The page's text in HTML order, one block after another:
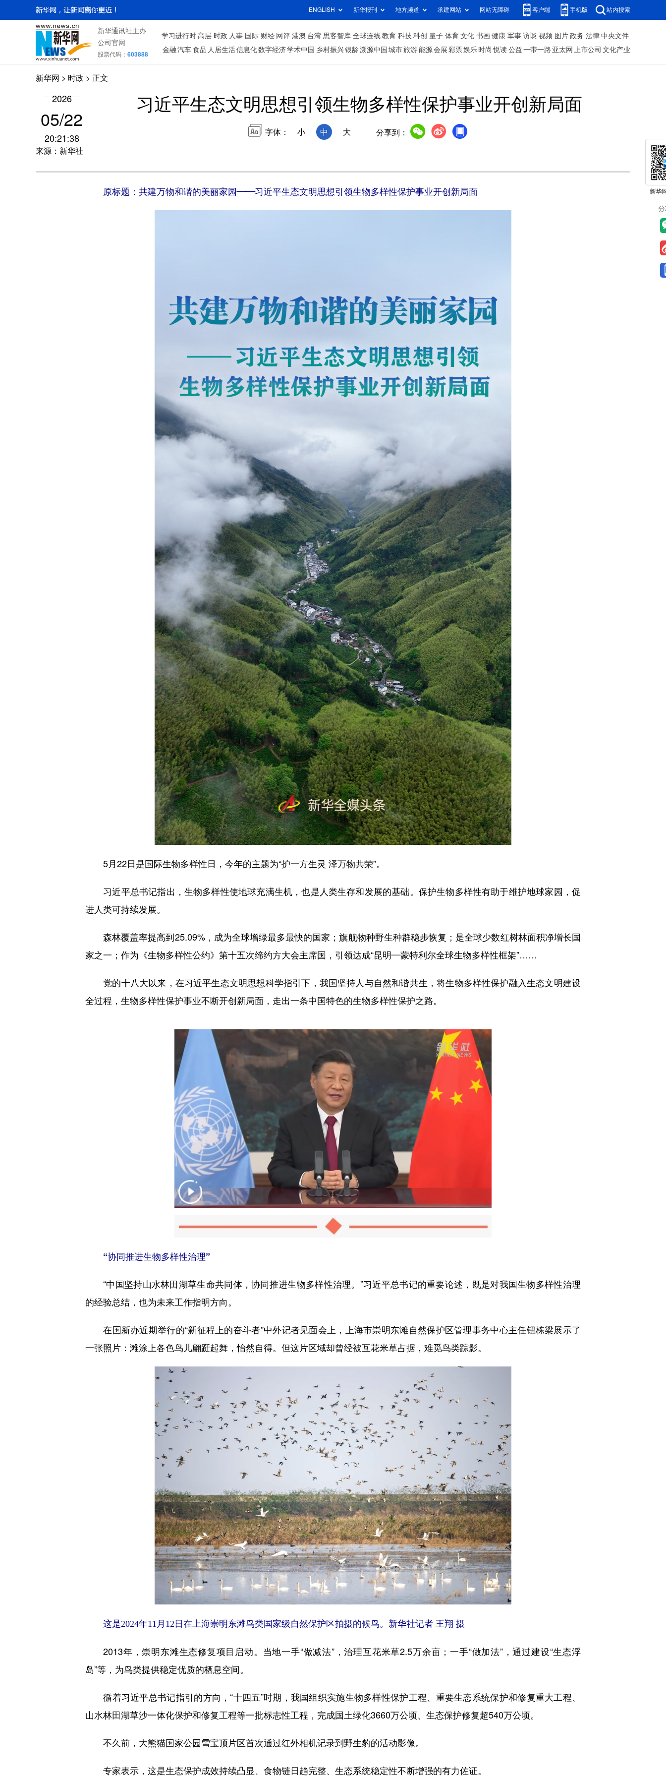
ENGLISH 新华报刊 地方频道 承建网站 网站无障碍 客户端 手机版 站内搜索
新华通讯社主办
公司官网
股票代码： 603888
学习进行时 高层 时政 人事 国际 财经 网评 港澳 台湾 思客智库 全球连线 教育 科技 科创 量子 体育 文化 书画 健康 军事 访谈 视频 图片 政务 法律 中央文件
金融 汽车 食品 人居生活信息化数字经济学术中国 乡村振兴银龄溯源中国 城市旅游 能源 会展 彩票娱乐 时尚 悦读 公益 一带一路 亚太网 上市公司 文化产业
新华网 > 时政 > 正文
2026
05/22
20:21:38
来源：新华社
习近平生态文明思想引领生物多样性保护事业开创新局面
字体： 小 中 大 分享到：
原标题：共建万物和谐的美丽家园——习近平生态文明思想引领生物多样性保护事业开创新局面
5月22日是国际生物多样性日，今年的主题为“护一方生灵 泽万物共荣”。
习近平总书记指出，生物多样性使地球充满生机，也是人类生存和发展的基础。保护生物多样性有助于维护地球家园，促
进人类可持续发展。
森林覆盖率提高到25.09%，成为全球增绿最多最快的国家；旗舰物种野生种群稳步恢复；是全球少数红树林面积净增长国
家之一；作为《生物多样性公约》第十五次缔约方大会主席国，引领达成“昆明—蒙特利尔全球生物多样性框架”……
党的十八大以来，在习近平生态文明思想科学指引下，我国坚持人与自然和谐共生，将生物多样性保护融入生态文明建设
全过程，生物多样性保护事业不断开创新局面，走出一条中国特色的生物多样性保护之路。
“协同推进生物多样性治理”
“中国坚持山水林田湖草生命共同体，协同推进生物多样性治理。”习近平总书记的重要论述，既是对我国生物多样性治理
的经验总结，也为未来工作指明方向。
在国新办近期举行的“新征程上的奋斗者”中外记者见面会上，上海市崇明东滩自然保护区管理事务中心主任钮栋梁展示了
一张照片：滩涂上各色鸟儿翩跹起舞，怡然自得。但这片区域却曾经被互花米草占据，难觅鸟类踪影。
这是2024年11月12日在上海崇明东滩鸟类国家级自然保护区拍摄的候鸟。新华社记者 王翔 摄
2013年，崇明东滩生态修复项目启动。当地一手“做减法”，治理互花米草2.5万余亩；一手“做加法”，通过建设“生态浮
岛”等，为鸟类提供稳定优质的栖息空间。
循着习近平总书记指引的方向，“十四五”时期，我国组织实施生物多样性保护工程、重要生态系统保护和修复重大工程、
山水林田湖草沙一体化保护和修复工程等一批标志性工程，完成国土绿化3660万公顷、生态保护修复超540万公顷。
不久前，大熊猫国家公园雪宝顶片区首次通过红外相机记录到野生豹的活动影像。
专家表示，这是生态保护成效持续凸显、食物链日趋完整、生态系统稳定性不断增强的有力佐证。